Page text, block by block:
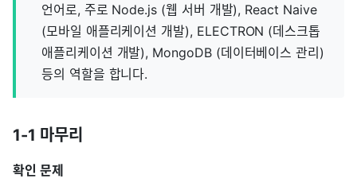
언어로, 주로 Node.js (웹 서버 개발), React Naive
(모바일 애플리케이션 개발), ELECTRON (데스크톱
애플리케이션 개발), MongoDB (데이터베이스 관리)
등의 역할을 합니다.
1-1 마무리
확인 문제